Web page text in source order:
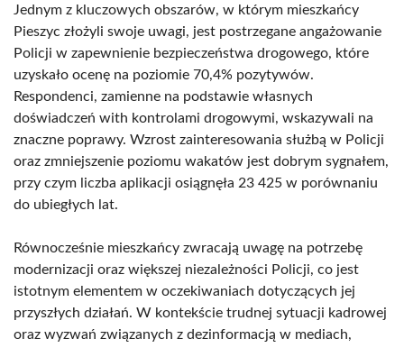
Jednym z kluczowych obszarów, w którym mieszkańcy
Pieszyc złożyli swoje uwagi, jest postrzegane angażowanie
Policji w zapewnienie bezpieczeństwa drogowego, które
uzyskało ocenę na poziomie 70,4% pozytywów.
Respondenci, zamienne na podstawie własnych
doświadczeń with kontrolami drogowymi, wskazywali na
znaczne poprawy. Wzrost zainteresowania służbą w Policji
oraz zmniejszenie poziomu wakatów jest dobrym sygnałem,
przy czym liczba aplikacji osiągnęła 23 425 w porównaniu
do ubiegłych lat.
Równocześnie mieszkańcy zwracają uwagę na potrzebę
modernizacji oraz większej niezależności Policji, co jest
istotnym elementem w oczekiwaniach dotyczących jej
przyszłych działań. W kontekście trudnej sytuacji kadrowej
oraz wyzwań związanych z dezinformacją w mediach,